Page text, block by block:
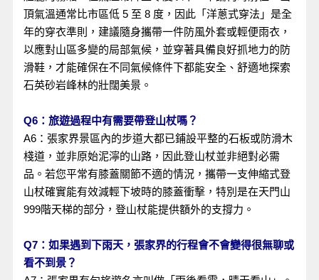
頂氣溫通常比市區低 5 至 8 度，因此「洋蔥式穿法」是全
年的穿衣準則，建議隨身攜帶一件防風外套或輕便雨衣，
以應對山區多變的局部氣候，並穿著具備良好抓地力的防
滑鞋，才能確保在不同氣候條件下都能安全、舒適地探索
石英砂岩峰林的壯闊美景。
Q6：旅遊過程中有需要帶登山杖嗎？
A6：張家界景區內的步道大都已鋪設平整的石板或防滑木
棧道，並非原始泥濘的山路，因此登山杖並非絕對必需
品。若您平常有膝蓋關節不適的情況，攜帶一支伸縮式登
山杖確實能有效減輕下坡時的膝蓋衝擊，特別是在天門山
999階天梯的部分，登山杖能提供額外的支撐力。
Q7：如果遇到下雨天，張家界的行程會不會變得很無聊或
看不到景？